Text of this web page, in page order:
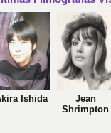
Ishida
Jean
Shrimpton